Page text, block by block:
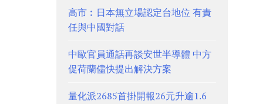
高市︰日本無立場認定台地位 有責
任與中國對話
中歐官員通話再談安世半導體 中方
促荷蘭儘快提出解決方案
量化派2685首掛開報26元升逾1.6